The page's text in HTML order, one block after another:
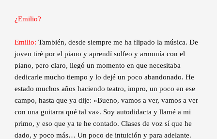
¿Emilio?
Emilio: También, desde siempre me ha flipado la música. De
joven tiré por el piano y aprendí solfeo y armonía con el
piano, pero claro, llegó un momento en que necesitaba
dedicarle mucho tiempo y lo dejé un poco abandonado. He
estado muchos años haciendo teatro, impro, un poco en ese
campo, hasta que ya dije: «Bueno, vamos a ver, vamos a ver
con una guitarra qué tal va». Soy autodidacta y llamé a mi
primo, y eso que ya te he contado. Clases de voz sí que he
dado, y poco más… Un poco de intuición y para adelante.